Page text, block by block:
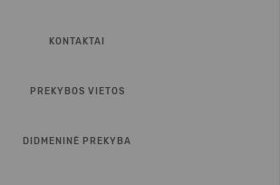
KONTAKTAI
PREKYBOS VIETOS
DIDMENINĖ PREKYBA